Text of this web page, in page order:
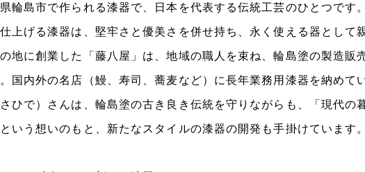
輪島市で作られる漆器で、日本を代表する伝統工芸のひとつです
上げる漆器は、堅牢さと優美さを併せ持ち、永く使える器として
地に創業した「藤八屋」は、地域の職人を束ね、輪島塗の製造販
国内外の名店（鰻、寿司、蕎麦など）に長年業務用漆器を納めて
ひで）さんは、輪島塗の古き良き伝統を守りながらも、「現代の
いう想いのもと、新たなスタイルの漆器の開発も手掛けています。